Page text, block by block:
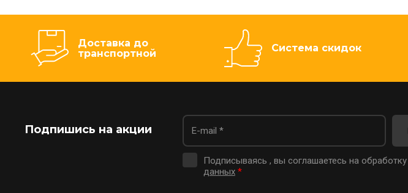
Доставка до
транспортной
Система скидок
Подпишись на акции
Подписываясь , вы соглашаетесь на обработку
данных *